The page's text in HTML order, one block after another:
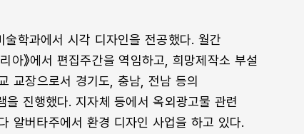
학과에서 시각 디자인을 전공했다. 월간
리아》에서 편집주간을 역임하고, 희망제작소 부설
교장으로서 경기도, 충남, 전남 등의
을 진행했다. 지자체 등에서 옥외광고물 관련
알버타주에서 환경 디자인 사업을 하고 있다.